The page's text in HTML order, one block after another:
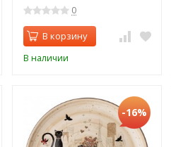
0
В корзину
В наличии
-16%